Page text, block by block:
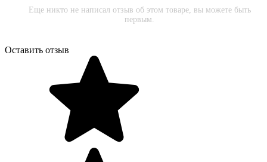
Еще никто не написал отзыв об этом товаре, вы можете быть
первым.
Оставить отзыв